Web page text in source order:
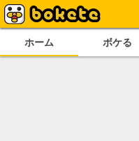
ホーム ボケる